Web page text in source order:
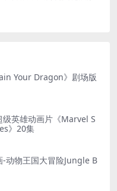
Your Dragon》剧场版
英雄动画片《Marvel S
》20集
动物王国大冒险Jungle B